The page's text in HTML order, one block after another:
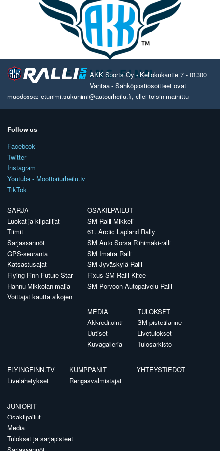
AKK Sports Oy - Kellokukantie 7 - 01300
Vantaa - Sähköpostiosoitteet ovat
muodossa: etunimi.sukunimi@autourheilu.fi, ellei toisin mainittu
Follow us
Facebook
Twitter
Instagram
Youtube - Moottoriurheilu.tv
TikTok
SARJA
Luokat ja kilpailijat
Tiimit
Sarjasäännöt
GPS-seuranta
Katsastusajat
Flying Finn Future Star
Hannu Mikkolan malja
Voittajat kautta aikojen
OSAKILPAILUT
SM Ralli Mikkeli
61. Arctic Lapland Rally
SM Auto Sorsa Riihimäki-ralli
SM Imatra Ralli
SM Jyväskylä Ralli
Fixus SM Ralli Kitee
SM Porvoon Autopalvelu Ralli
MEDIA
Akkreditointi
Uutiset
Kuvagalleria
TULOKSET
SM-pistetilanne
Livetulokset
Tulosarkisto
FLYINGFINN.TV
Livelähetykset
KUMPPANIT
Rengasvalmistajat
YHTEYSTIEDOT
JUNIORIT
Osakilpailut
Media
Tulokset ja sarjapisteet